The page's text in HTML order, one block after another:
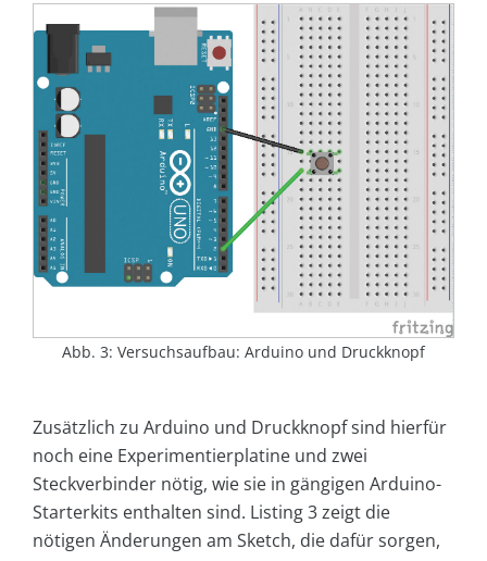
Abb. 3: Versuchsaufbau: Arduino und Druckknopf
Zusätzlich zu Arduino und Druckknopf sind hierfür
noch eine Experimentierplatine und zwei
Steckverbinder nötig, wie sie in gängigen Arduino-
Starterkits enthalten sind. Listing 3 zeigt die
nötigen Änderungen am Sketch, die dafür sorgen,